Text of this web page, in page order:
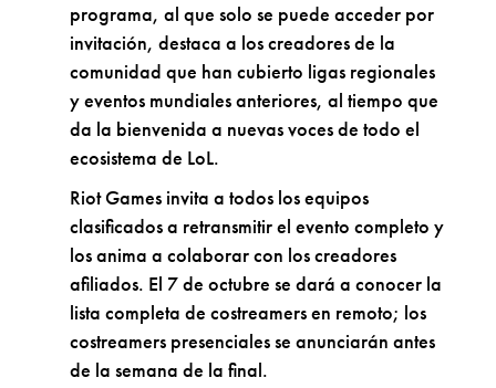
programa, al que solo se puede acceder por
invitación, destaca a los creadores de la
comunidad que han cubierto ligas regionales
y eventos mundiales anteriores, al tiempo que
da la bienvenida a nuevas voces de todo el
ecosistema de LoL.
Riot Games invita a todos los equipos
clasificados a retransmitir el evento completo y
los anima a colaborar con los creadores
afiliados. El 7 de octubre se dará a conocer la
lista completa de costreamers en remoto; los
costreamers presenciales se anunciarán antes
de la semana de la final.